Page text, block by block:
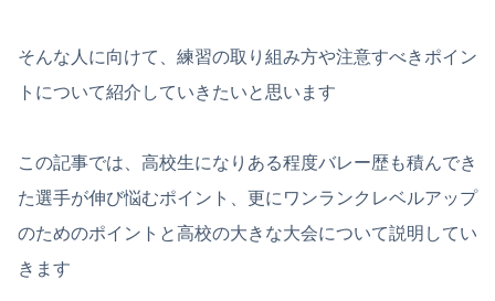
そんな人に向けて、練習の取り組み方や注意すべきポイン
トについて紹介していきたいと思います
この記事では、高校生になりある程度バレー歴も積んでき
た選手が伸び悩むポイント、更にワンランクレベルアップ
のためのポイントと高校の大きな大会について説明してい
きます